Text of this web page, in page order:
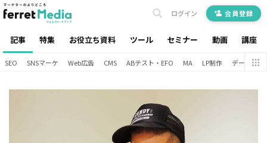
記事 特集 お役立ち資料 ツール セミナー 動画 講座
ログイン 会員登録
SEO SNSマーケ Web広告 CMS ABテスト・EFO MA LP制作 データ分析